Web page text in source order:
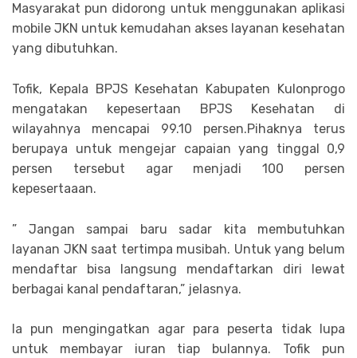
Masyarakat pun didorong untuk menggunakan aplikasi
mobile JKN untuk kemudahan akses layanan kesehatan
yang dibutuhkan.
Tofik, Kepala BPJS Kesehatan Kabupaten Kulonprogo
mengatakan kepesertaan BPJS Kesehatan di
wilayahnya mencapai 99.10 persen.Pihaknya terus
berupaya untuk mengejar capaian yang tinggal 0,9
persen tersebut agar menjadi 100 persen
kepesertaaan.
” Jangan sampai baru sadar kita membutuhkan
layanan JKN saat tertimpa musibah. Untuk yang belum
mendaftar bisa langsung mendaftarkan diri lewat
berbagai kanal pendaftaran,” jelasnya.
Ia pun mengingatkan agar para peserta tidak lupa
untuk membayar iuran tiap bulannya. Tofik pun